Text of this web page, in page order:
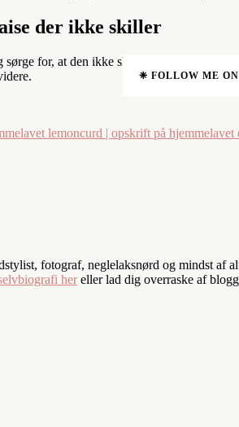
der ikke skiller
for, at den ikke skiller. Min mors
lemoncurd | opskrift på hjemmelavet
fotograf, neglelaksnørd og mindst
her eller lad dig overraske af
❈ FOLLOW ME